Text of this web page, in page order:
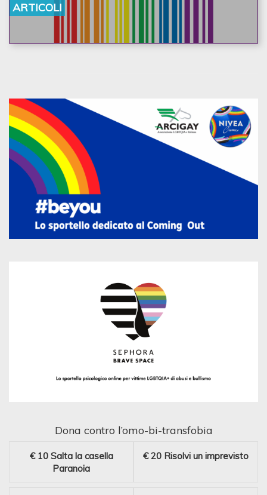
ARTICOLI
Dona contro l’omo-bi-transfobia
€ 10 Salta la casella
Paranoia
€ 20 Risolvi un imprevisto